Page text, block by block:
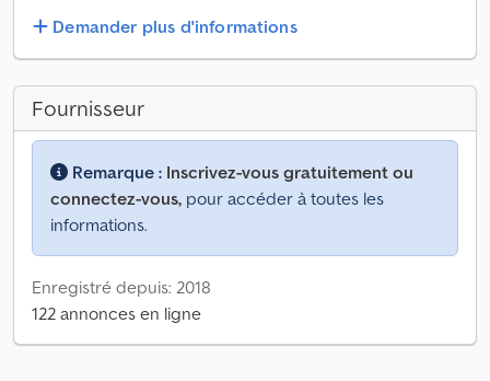
Demander plus d'informations
Fournisseur
Remarque : Inscrivez-vous gratuitement ou
connectez-vous, pour accéder à toutes les
informations.
Enregistré depuis: 2018
122 annonces en ligne